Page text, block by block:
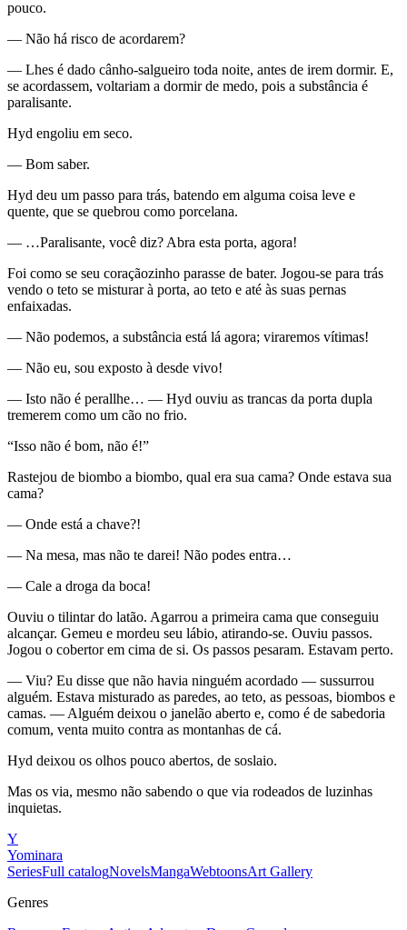
pouco.
— Não há risco de acordarem?
— Lhes é dado cânho-salgueiro toda noite, antes de irem dormir. E,
se acordassem, voltariam a dormir de medo, pois a substância é
paralisante.
Hyd engoliu em seco.
— Bom saber.
Hyd deu um passo para trás, batendo em alguma coisa leve e
quente, que se quebrou como porcelana.
— …Paralisante, você diz? Abra esta porta, agora!
Foi como se seu coraçãozinho parasse de bater. Jogou-se para trás
vendo o teto se misturar à porta, ao teto e até às suas pernas
enfaixadas.
— Não podemos, a substância está lá agora; viraremos vítimas!
— Não eu, sou exposto à desde vivo!
— Isto não é perallhe… — Hyd ouviu as trancas da porta dupla
tremerem como um cão no frio.
“Isso não é bom, não é!”
Rastejou de biombo a biombo, qual era sua cama? Onde estava sua
cama?
— Onde está a chave?!
— Na mesa, mas não te darei! Não podes entra…
— Cale a droga da boca!
Ouviu o tilintar do latão. Agarrou a primeira cama que conseguiu
alcançar. Gemeu e mordeu seu lábio, atirando-se. Ouviu passos.
Jogou o cobertor em cima de si. Os passos pesaram. Estavam perto.
— Viu? Eu disse que não havia ninguém acordado — sussurrou
alguém. Estava misturado as paredes, ao teto, as pessoas, biombos e
camas. — Alguém deixou o janelão aberto e, como é de sabedoria
comum, venta muito contra as montanhas de cá.
Hyd deixou os olhos pouco abertos, de soslaio.
Mas os via, mesmo não sabendo o que via rodeados de luzinhas
inquietas.
Y
Yominara
SeriesFull catalogNovelsMangaWebtoonsArt Gallery
Genres